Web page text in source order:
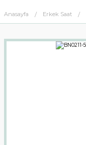
Anasayfa Erkek Saat